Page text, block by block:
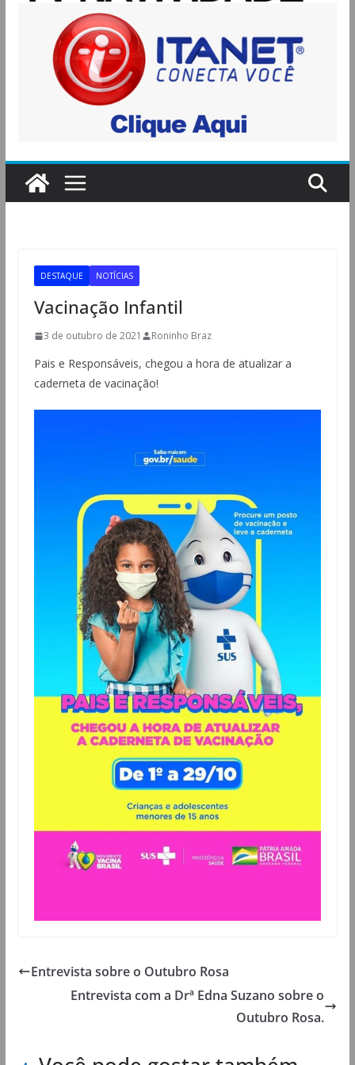
DESTAQUE NOTÍCIAS
Vacinação Infantil
3 de outubro de 2021 Roninho Braz
Pais e Responsáveis, chegou a hora de atualizar a
caderneta de vacinação!
Entrevista sobre o Outubro Rosa
Entrevista com a Drª Edna Suzano sobre o
Outubro Rosa.